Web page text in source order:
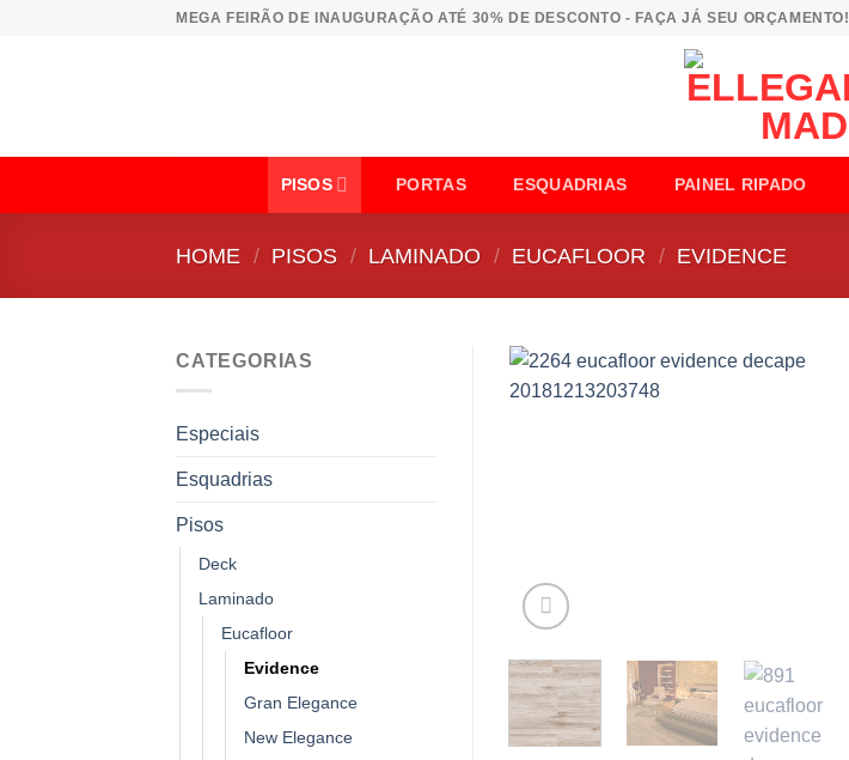
MEGA FEIRÃO DE INAUGURAÇÃO ATÉ 30% DE DESCONTO - FAÇA JÁ SEU ORÇAMENTO!
PISOS PORTAS ESQUADRIAS PAINEL RIPADO
HOME / PISOS / LAMINADO / EUCAFLOOR / EVIDENCE
CATEGORIAS
Especiais
Esquadrias
Pisos
Deck
Laminado
Eucafloor
Evidence
Gran Elegance
New Elegance